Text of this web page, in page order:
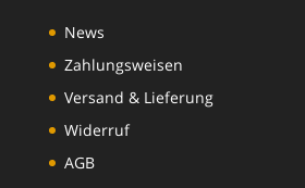
News
Zahlungsweisen
Versand & Lieferung
Widerruf
AGB